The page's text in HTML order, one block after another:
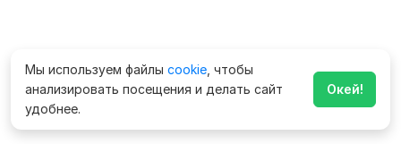
Мы используем файлы cookie , чтобы
анализировать посещения и делать сайт
удобнее.
Окей!